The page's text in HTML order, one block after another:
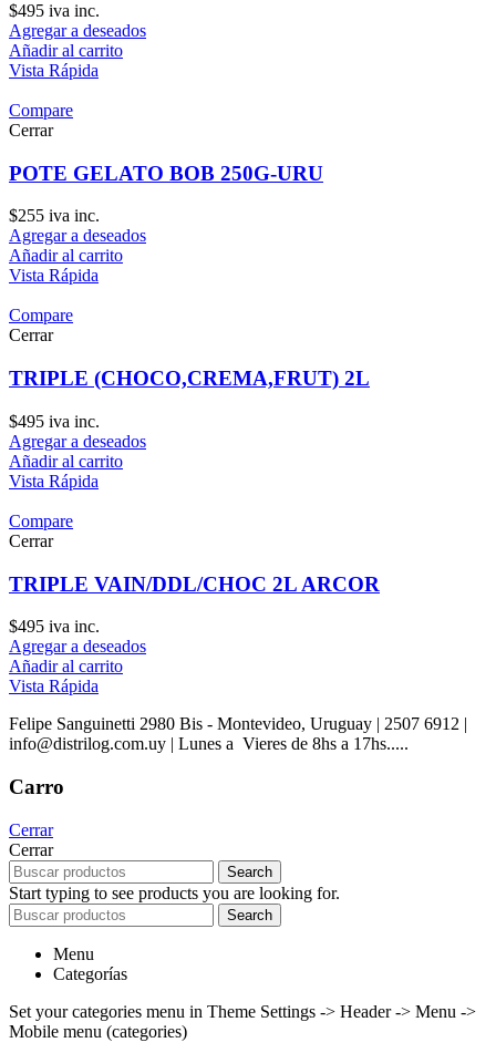
$495 iva inc.
Agregar a deseados
Añadir al carrito
Vista Rápida
Compare
Cerrar
POTE GELATO BOB 250G-URU
$255 iva inc.
Agregar a deseados
Añadir al carrito
Vista Rápida
Compare
Cerrar
TRIPLE (CHOCO,CREMA,FRUT) 2L
$495 iva inc.
Agregar a deseados
Añadir al carrito
Vista Rápida
Compare
Cerrar
TRIPLE VAIN/DDL/CHOC 2L ARCOR
$495 iva inc.
Agregar a deseados
Añadir al carrito
Vista Rápida
Felipe Sanguinetti 2980 Bis - Montevideo, Uruguay | 2507 6912 |
info@distrilog.com.uy | Lunes a Vieres de 8hs a 17hs.....
Carro
Cerrar
Cerrar
Search
Start typing to see products you are looking for.
Search
Menu
Categorías
Set your categories menu in Theme Settings -> Header -> Menu ->
Mobile menu (categories)